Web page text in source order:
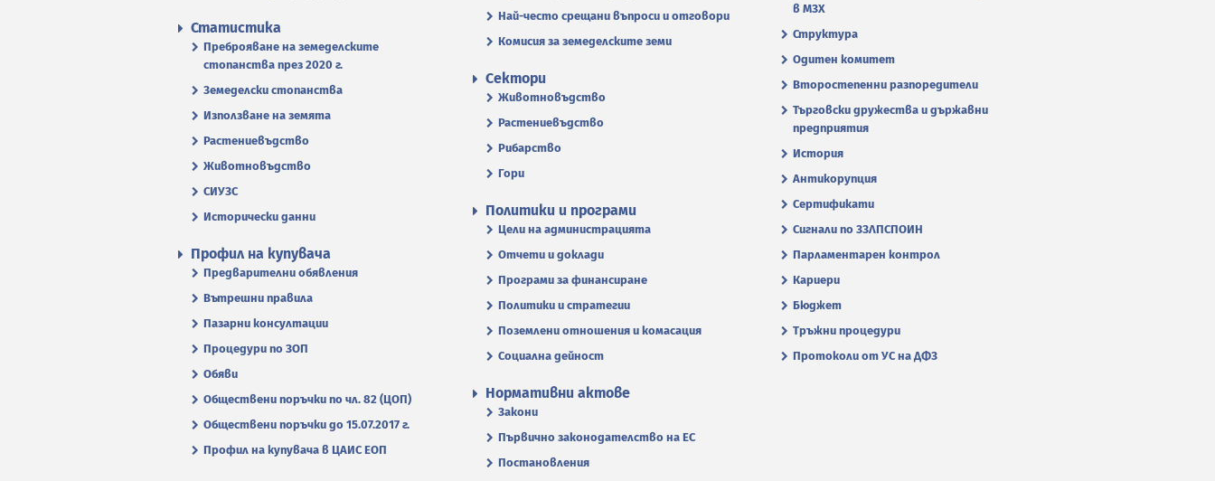
Най-често срещани въпроси и отговори
Комисия за земеделските земи
в МЗХ
Структура
Одитен комитет
Второстепенни разпоредители
Търговски дружества и държавни
предприятия
История
Антикорупция
Сертификати
Сигнали по ЗЗЛПСПОИН
Парламентарен контрол
Кариери
Бюджет
Тръжни процедури
Протоколи от УС на ДФЗ
Статистика
Преброяване на земеделските
стопанства през 2020 г.
Земеделски стопанства
Използване на земята
Растениевъдство
Животновъдство
СИУЗС
Исторически данни
Сектори
Животновъдство
Растениевъдство
Рибарство
Гори
Политики и програми
Цели на администрацията
Отчети и доклади
Програми за финансиране
Политики и стратегии
Поземлени отношения и комасация
Социална дейност
Профил на купувача
Предварителни обявления
Вътрешни правила
Пазарни консултации
Процедури по ЗОП
Обяви
Обществени поръчки по чл. 82 (ЦОП)
Обществени поръчки до 15.07.2017 г.
Профил на купувача в ЦАИС ЕОП
Нормативни актове
Закони
Първично законодателство на ЕС
Постановления